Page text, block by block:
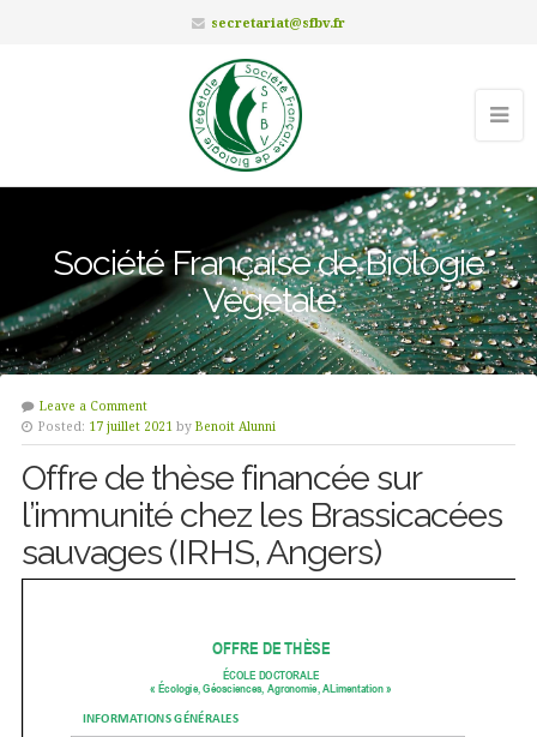
secretariat@sfbv.fr
Société Française de Biologie
Végétale
Leave a Comment
Posted: 17 juillet 2021 by Benoit Alunni
Offre de thèse financée sur
l’immunité chez les Brassicacées
sauvages (IRHS, Angers)